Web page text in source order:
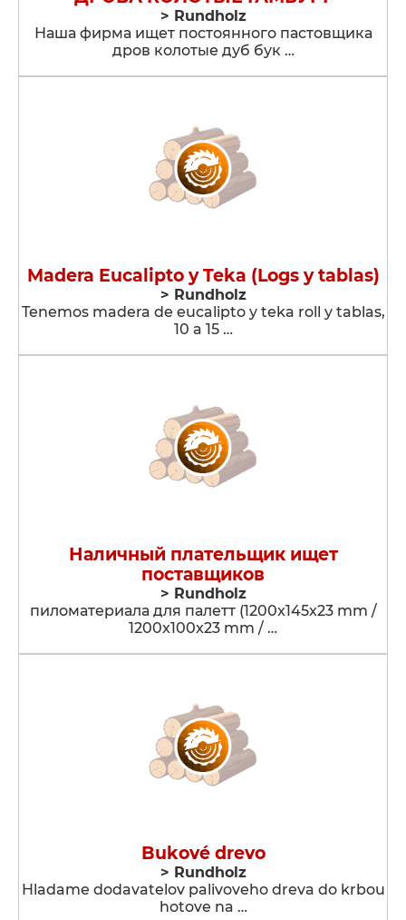
> Rundholz
Наша фирма ищет постоянного пастовщика
дров колотые дуб бук …
Madera Eucalipto y Teka (Logs y tablas)
> Rundholz
Tenemos madera de eucalipto y teka roll y tablas,
10 a 15 …
Наличный плательщик ищет
поставщиков
> Rundholz
пиломатериала для палетт (1200x145x23 mm /
1200x100x23 mm / …
Bukové drevo
> Rundholz
Hladame dodavatelov palivoveho dreva do krbou
hotove na …